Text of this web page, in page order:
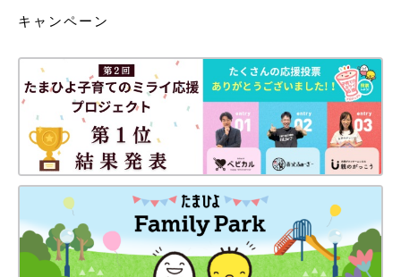
キャンペーン